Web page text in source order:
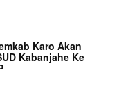
Karo Akan
Kabanjahe Ke